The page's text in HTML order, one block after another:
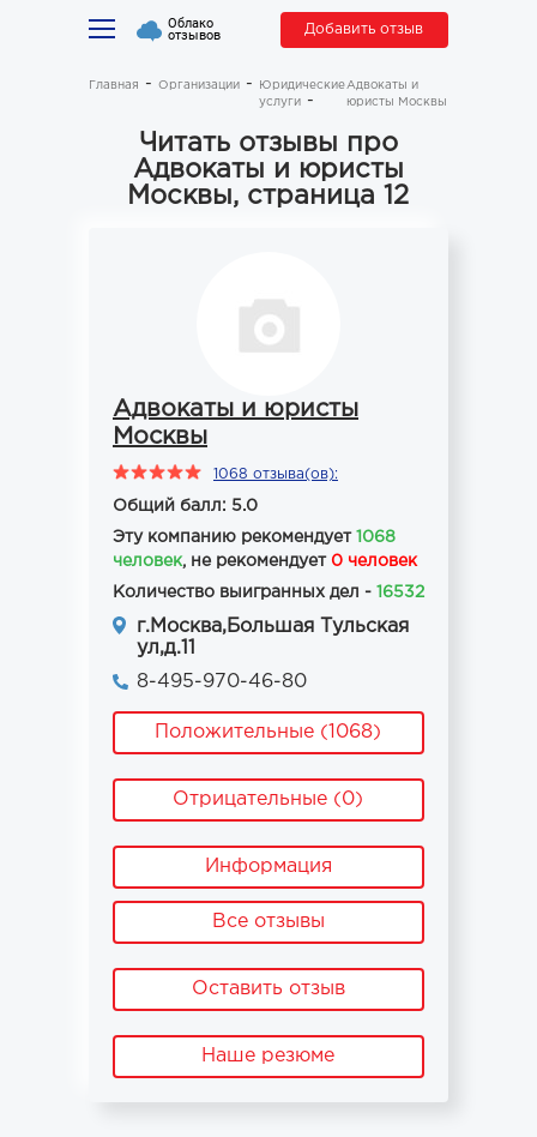
Облако
отзывов Добавить отзыв
Главная Организации
Юридические
услуги
Адвокаты и
юристы Москвы
Читать отзывы про
Адвокаты и юристы
Москвы, страница 12
Адвокаты и юристы
Москвы
1068 отзыва(ов):
Общий балл: 5.0
Эту компанию рекомендует 1068
человек, не рекомендует 0 человек
Количество выигранных дел - 16532
г.Москва,Большая Тульская
ул,д.11
8-495-970-46-80
Положительные (1068)
Отрицательные (0)
Информация
Все отзывы
Оставить отзыв
Наше резюме